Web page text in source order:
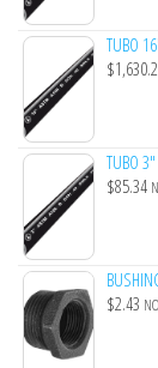
TUBO
$
TUBO
$85.34
$2.43